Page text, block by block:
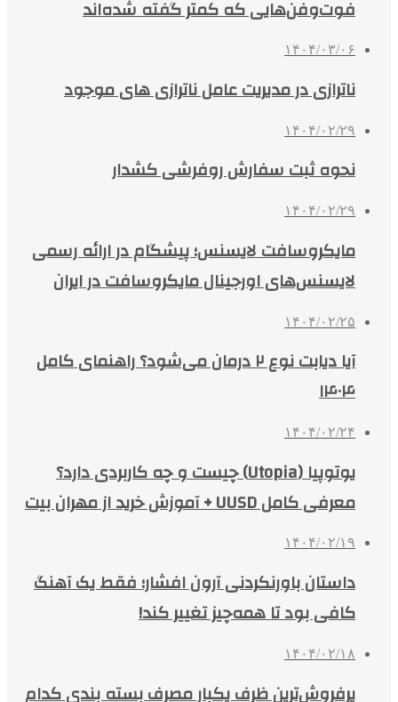
فوت‌وفن‌هایی که کمتر گفته شده‌اند
۱۴۰۴/۰۳/۰۶
ناترازی در مدیریت عامل ناترازی های موجود
۱۴۰۴/۰۲/۲۹
نحوه ثبت سفارش روفرشی کشدار
۱۴۰۴/۰۲/۲۹
مایکروسافت لایسنس؛ پیشگام در ارائه رسمی
لایسنس‌های اورجینال مایکروسافت در ایران
۱۴۰۴/۰۲/۲۵
آیا دیابت نوع ۲ درمان می‌شود؟ راهنمای کامل
۱۴۰۴
۱۴۰۴/۰۲/۲۴
یوتوپیا (Utopia) چیست و چه کاربردی دارد؟
معرفی کامل UUSD + آموزش خرید از مهران بیت
۱۴۰۴/۰۲/۱۹
داستان باورنکردنی آرون افشار؛ فقط یک آهنگ
کافی بود تا همه‌چیز تغییر کند!
۱۴۰۴/۰۲/۱۸
پرفروش‌ترین ظرف یکبار مصرف بسته بندی کدام